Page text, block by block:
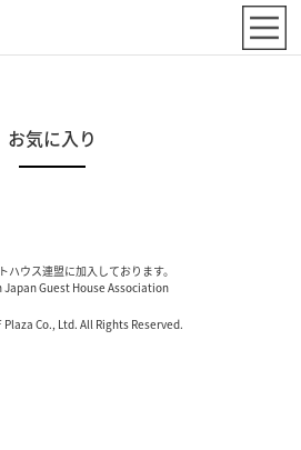
お気に入り
ハウス連盟に加入しております。
Guest House Association
Co., Ltd. All Rights Reserved.